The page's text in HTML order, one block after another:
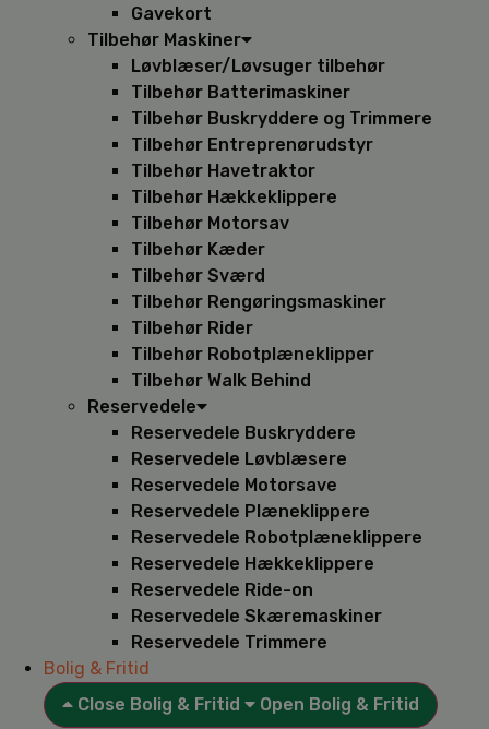
Gavekort
Tilbehør Maskiner
Løvblæser/Løvsuger tilbehør
Tilbehør Batterimaskiner
Tilbehør Buskryddere og Trimmere
Tilbehør Entreprenørudstyr
Tilbehør Havetraktor
Tilbehør Hækkeklippere
Tilbehør Motorsav
Tilbehør Kæder
Tilbehør Sværd
Tilbehør Rengøringsmaskiner
Tilbehør Rider
Tilbehør Robotplæneklipper
Tilbehør Walk Behind
Reservedele
Reservedele Buskryddere
Reservedele Løvblæsere
Reservedele Motorsave
Reservedele Plæneklippere
Reservedele Robotplæneklippere
Reservedele Hækkeklippere
Reservedele Ride-on
Reservedele Skæremaskiner
Reservedele Trimmere
Bolig & Fritid
Close Bolig & Fritid
Open Bolig & Fritid